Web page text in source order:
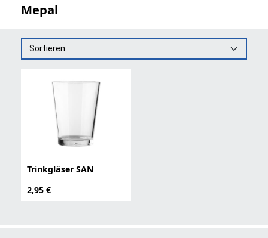
Mepal
Sortieren
Trinkgläser SAN
2,95 €